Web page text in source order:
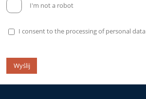
I'm not a robot
I consent to the processing of personal data